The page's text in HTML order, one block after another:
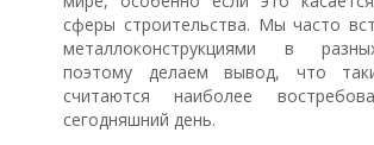
сферы строительства. Мы часто
металлоконструкциями в
поэтому делаем вывод, что
считаются наиболее
сегодняшний день.